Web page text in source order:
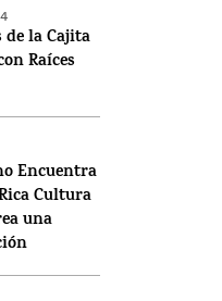
la Cajita
Raíces
Encuentra
Cultura
una